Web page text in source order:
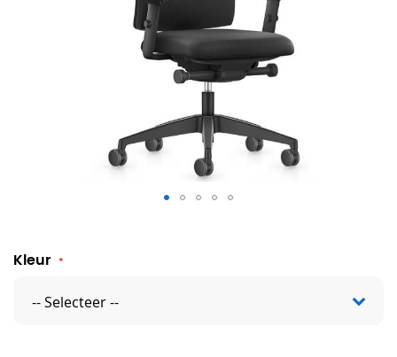
Bureaustoel Se7en Ergo Anne LX111
Kleur